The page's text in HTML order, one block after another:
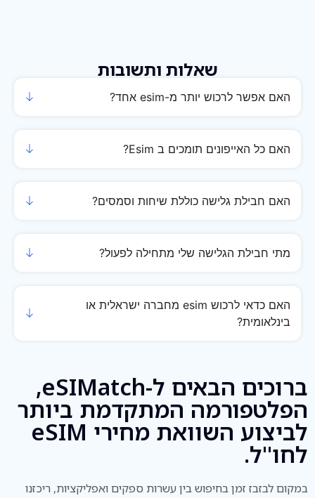
שאלות ותשובות
האם אפשר לרכוש יותר מ-esim אחד?
האם כל האייפונים תומכים ב Esim?
האם חבילת גלישה כוללת שיחות וסמסים?
מתי חבילת הגלישה שלי מתחילה לפעול?
האם כדאי לרכוש esim מחברה ישראלית או
בינלאומית?
ברוכים הבאים ל-eSIMatch,
הפלטפורמה המתקדמת ביותר
לביצוע השוואת מחירי eSIM
לחו"ל.
במקום לבזבז זמן בחיפוש בין עשרות ספקים ואפליקציות, ריכזנו